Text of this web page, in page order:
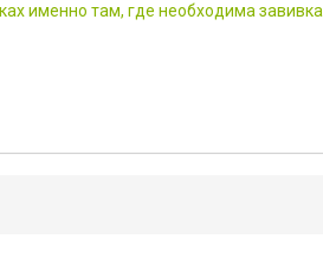
именно там, где необходима завивка.